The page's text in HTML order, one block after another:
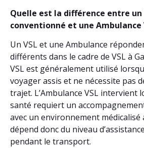
Quelle est la différence entre un
conventionné et une Ambulance
Un VSL et une Ambulance
différents dans le cadre de VSL à
VSL est généralement utilisé
voyager assis et ne nécessite pas
trajet. L’Ambulance VSL intervient
santé requiert un
avec un environnement médicalisé
dépend donc du niveau
pendant le transport.